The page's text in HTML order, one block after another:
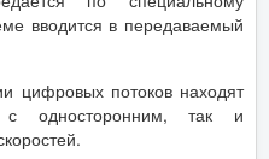
вводится в передаваемый
цифровых потоков находят
односторонним, так и